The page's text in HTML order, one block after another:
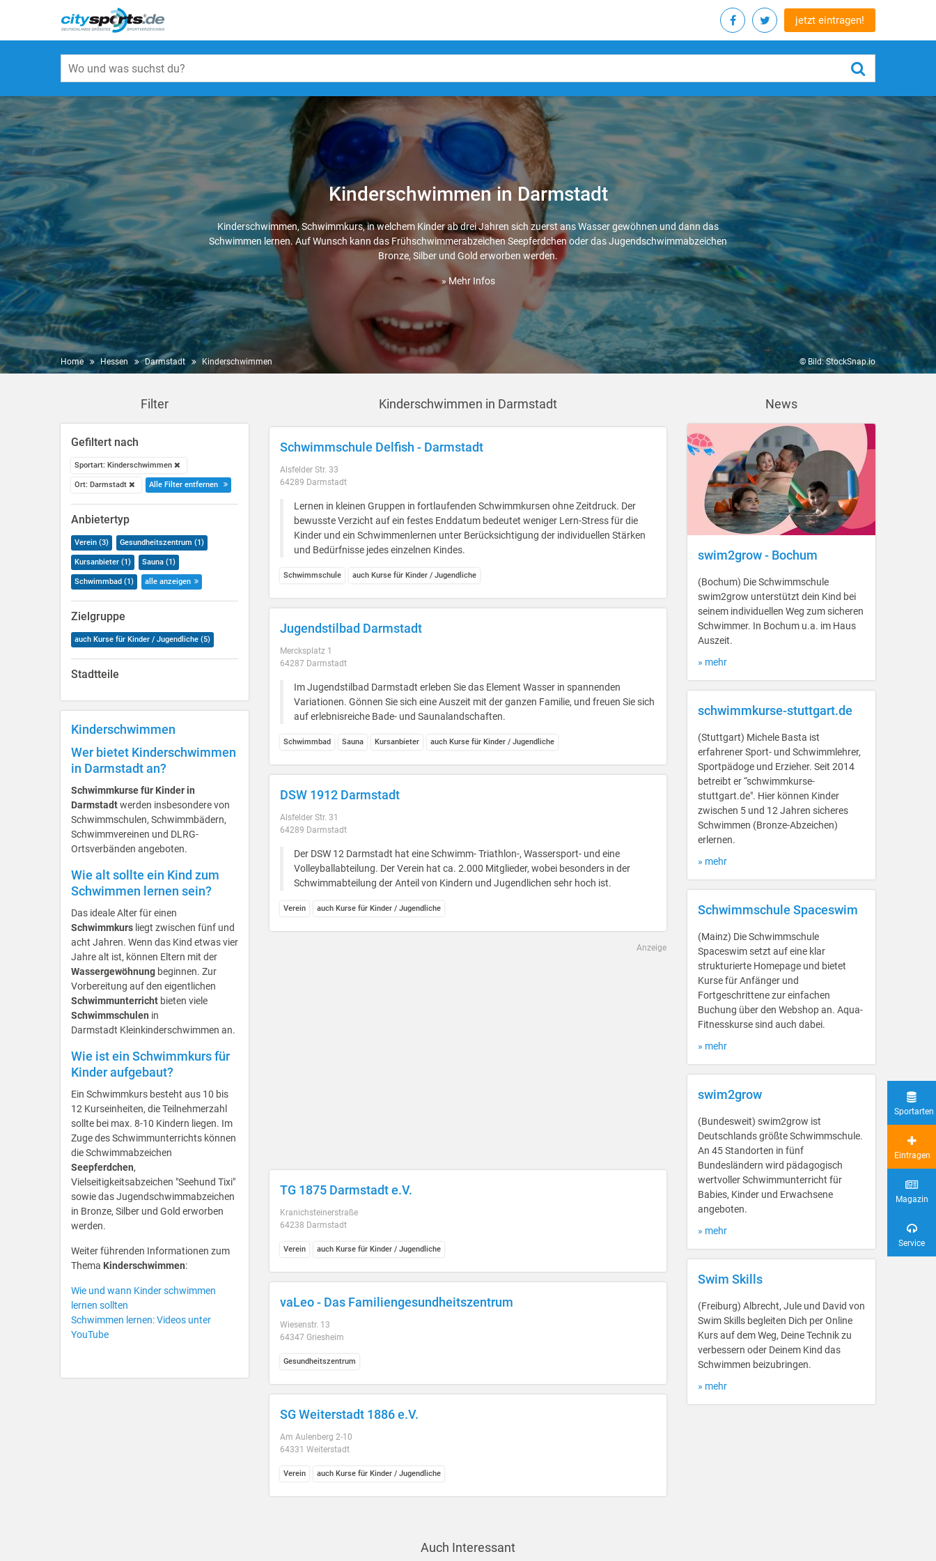
jetzt eintragen!
Kinderschwimmen in Darmstadt
Kinderschwimmen, Schwimmkurs, in welchem Kinder ab drei Jahren sich zuerst ans Wasser gewöhnen und dann das
Schwimmen lernen. Auf Wunsch kann das Frühschwimmerabzeichen Seepferdchen oder das Jugendschwimmabzeichen
Bronze, Silber und Gold erworben werden.
» Mehr Infos
Home Hessen Darmstadt Kinderschwimmen © Bild: StockSnap.io
Filter
Gefiltert nach
Sportart: Kinderschwimmen
Ort: Darmstadt Alle Filter entfernen
Anbietertyp
Verein (3) Gesundheitszentrum (1)
Kursanbieter (1) Sauna (1)
Schwimmbad (1) alle anzeigen
Zielgruppe
auch Kurse für Kinder / Jugendliche (5)
Stadtteile
Kinderschwimmen
Wer bietet Kinderschwimmen
in Darmstadt an?
Schwimmkurse für Kinder in
Darmstadtwerden insbesondere von
Schwimmschulen, Schwimmbädern,
Schwimmvereinen und DLRG-
Ortsverbänden angeboten.
Wie alt sollte ein Kind zum
Schwimmen lernen sein?
Das ideale Alter für einen
Schwimmkurs liegt zwischen fünf und
acht Jahren. Wenn das Kind etwas vier
Jahre alt ist, können Eltern mit der
Wassergewöhnung beginnen. Zur
Vorbereitung auf den eigentlichen
Schwimmunterricht bieten viele
Schwimmschulen in
Darmstadt Kleinkinderschwimmen an.
Wie ist ein Schwimmkurs für
Kinder aufgebaut?
Ein Schwimmkurs besteht aus 10 bis
12 Kurseinheiten, die Teilnehmerzahl
sollte bei max. 8-10 Kindern liegen. Im
Zuge des Schwimmunterrichts können
die Schwimmabzeichen
Seepferdchen,
Vielseitigkeitsabzeichen "Seehund Tixi"
sowie das Jugendschwimmabzeichen
in Bronze, Silber und Gold erworben
werden.
Weiter führenden Informationen zum
Thema Kinderschwimmen:
Wie und wann Kinder schwimmen
lernen sollten
Schwimmen lernen: Videos unter
YouTube
Kinderschwimmen in Darmstadt
Schwimmschule Delfish - Darmstadt
Alsfelder Str. 33
64289 Darmstadt
Lernen in kleinen Gruppen in fortlaufenden Schwimmkursen ohne Zeitdruck. Der
bewusste Verzicht auf ein festes Enddatum bedeutet weniger Lern-Stress für die
Kinder und ein Schwimmenlernen unter Berücksichtigung der individuellen Stärken
und Bedürfnisse jedes einzelnen Kindes.
Schwimmschule auch Kurse für Kinder / Jugendliche
Jugendstilbad Darmstadt
Mercksplatz 1
64287 Darmstadt
Im Jugendstilbad Darmstadt erleben Sie das Element Wasser in spannenden
Variationen. Gönnen Sie sich eine Auszeit mit der ganzen Familie, und freuen Sie sich
auf erlebnisreiche Bade- und Saunalandschaften.
Schwimmbad Sauna Kursanbieter auch Kurse für Kinder / Jugendliche
DSW 1912 Darmstadt
Alsfelder Str. 31
64289 Darmstadt
Der DSW 12 Darmstadt hat eine Schwimm- Triathlon-, Wassersport- und eine
Volleyballabteilung. Der Verein hat ca. 2.000 Mitglieder, wobei besonders in der
Schwimmabteilung der Anteil von Kindern und Jugendlichen sehr hoch ist.
Verein auch Kurse für Kinder / Jugendliche
Anzeige
TG 1875 Darmstadt e.V.
Kranichsteinerstraße
64238 Darmstadt
Verein auch Kurse für Kinder / Jugendliche
vaLeo - Das Familiengesundheitszentrum
Wiesenstr. 13
64347 Griesheim
Gesundheitszentrum
SG Weiterstadt 1886 e.V.
Am Aulenberg 2-10
64331 Weiterstadt
Verein auch Kurse für Kinder / Jugendliche
Auch Interessant
News
swim2grow - Bochum
(Bochum) Die Schwimmschule
swim2grow unterstützt dein Kind bei
seinem individuellen Weg zum sicheren
Schwimmer. In Bochum u.a. im Haus
Auszeit.
» mehr
schwimmkurse-stuttgart.de
(Stuttgart) Michele Basta ist
erfahrener Sport- und Schwimmlehrer,
Sportpädoge und Erzieher. Seit 2014
betreibt er “schwimmkurse-
stuttgart.de". Hier können Kinder
zwischen 5 und 12 Jahren sicheres
Schwimmen (Bronze-Abzeichen)
erlernen.
» mehr
Schwimmschule Spaceswim
(Mainz) Die Schwimmschule
Spaceswim setzt auf eine klar
strukturierte Homepage und bietet
Kurse für Anfänger und
Fortgeschrittene zur einfachen
Buchung über den Webshop an. Aqua-
Fitnesskurse sind auch dabei.
» mehr
swim2grow
(Bundesweit) swim2grow ist
Deutschlands größte Schwimmschule.
An 45 Standorten in fünf
Bundesländern wird pädagogisch
wertvoller Schwimmunterricht für
Babies, Kinder und Erwachsene
angeboten.
» mehr
Swim Skills
(Freiburg) Albrecht, Jule und David von
Swim Skills begleiten Dich per Online
Kurs auf dem Weg, Deine Technik zu
verbessern oder Deinem Kind das
Schwimmen beizubringen.
» mehr
Sportarten
Eintragen
Magazin
Service